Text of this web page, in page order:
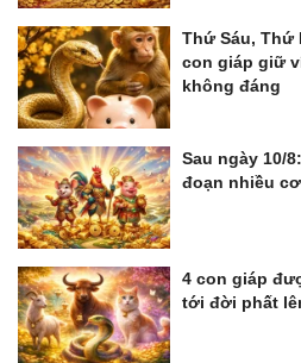
Thứ Sáu, Thứ
con giáp giữ
không đáng
Sau ngày 10/
đoạn nhiều
4 con giáp
tới đời phất